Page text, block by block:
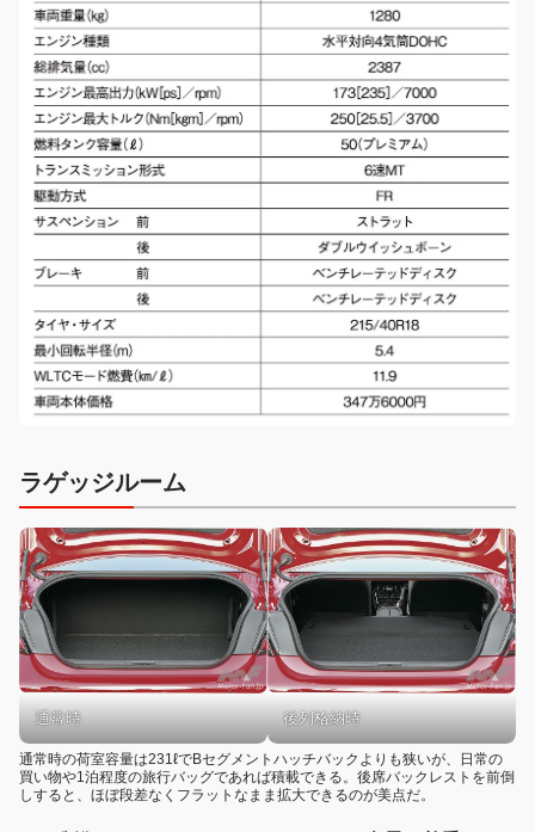
ラゲッジルーム
通常時 後列格納時
通常時の荷室容量は231ℓでBセグメントハッチバックよりも狭いが、日常の
買い物や1泊程度の旅行バッグであれば積載できる。後席バックレストを前倒
しすると、ほぼ段差なくフラットなまま拡大できるのが美点だ。